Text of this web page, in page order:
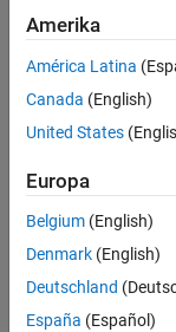
Infrastructure
Quality
Release
Web
Derzeit
es
keine
offenen
Stellen,
Ihren
Suchkriterien
entsprechen.
können
die
Amerika
América Latina
Canada (English)
United States
Europa
Belgium (English)
Denmark (English)
Deutschland
España (Español)